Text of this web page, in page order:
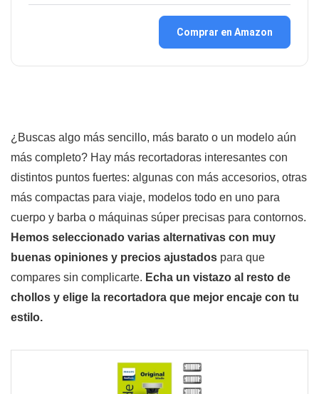
Comprar en Amazon
¿Buscas algo más sencillo, más barato o un modelo aún
más completo? Hay más recortadoras interesantes con
distintos puntos fuertes: algunas con más accesorios, otras
más compactas para viaje, modelos todo en uno para
cuerpo y barba o máquinas súper precisas para contornos.
Hemos seleccionado varias alternativas con muy
buenas opiniones y precios ajustados para que
compares sin complicarte. Echa un vistazo al resto de
chollos y elige la recortadora que mejor encaje con tu
estilo.